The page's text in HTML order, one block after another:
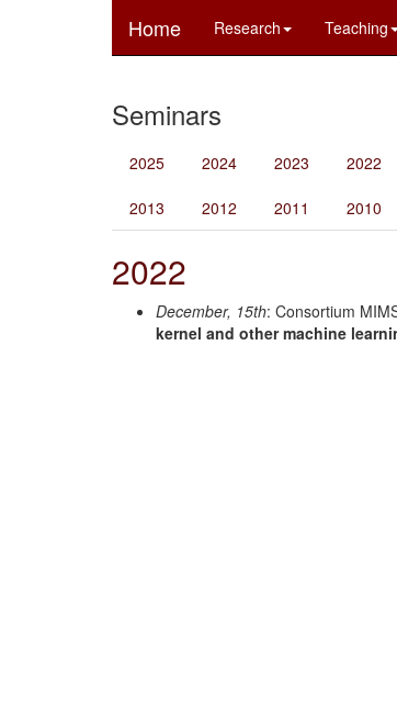
Home Research Teaching
Seminars
2025 2024 2023 2022
2013 2012 2011 2010
2022
December, 15th: Consortium
kernel and other machine